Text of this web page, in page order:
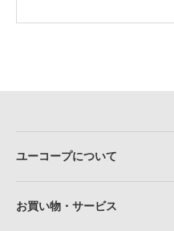
ユーコープについて
お買い物・サービス